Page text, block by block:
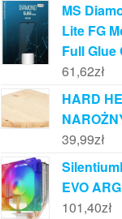
MS
Lite FG
Full Glue
61,62zł
HARD
39,99zł
EVO
101,40zł